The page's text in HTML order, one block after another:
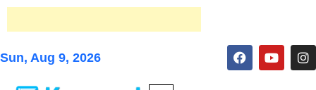
Sun, Aug 9, 2026